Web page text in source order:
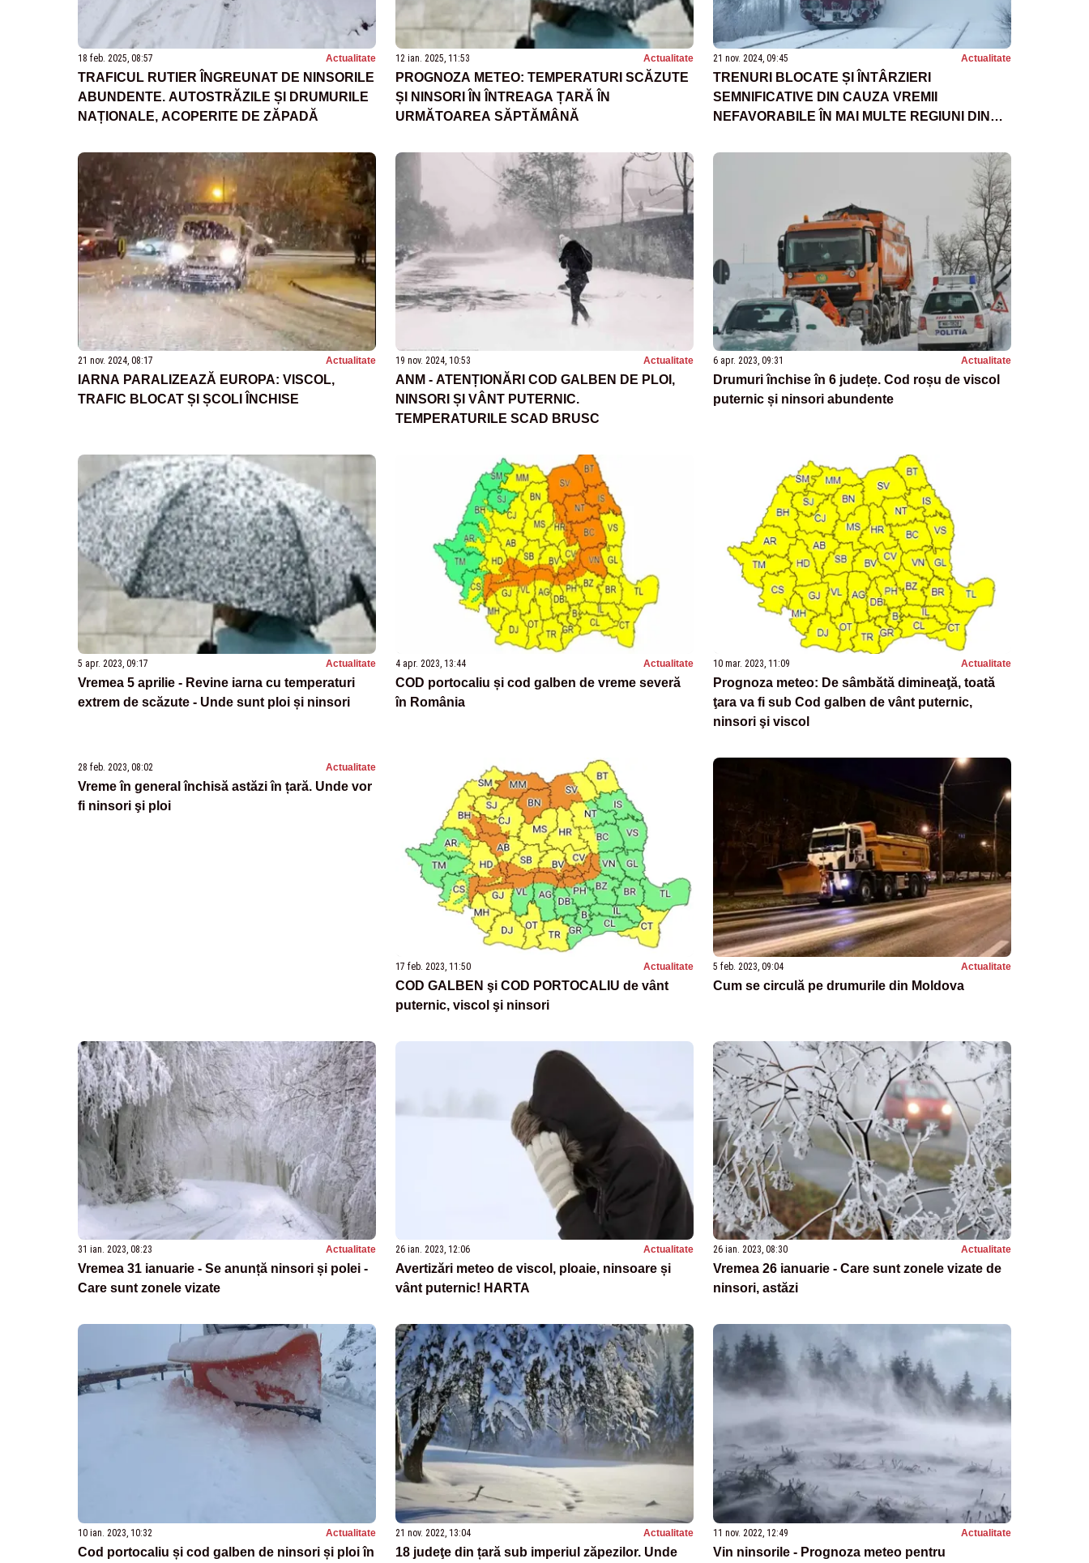
18 feb. 2025, 08:57 Actualitate
TRAFICUL RUTIER ÎNGREUNAT DE NINSORILE
ABUNDENTE. AUTOSTRĂZILE ȘI DRUMURILE
NAȚIONALE, ACOPERITE DE ZĂPADĂ
12 ian. 2025, 11:53 Actualitate
PROGNOZA METEO: TEMPERATURI SCĂZUTE
ȘI NINSORI ÎN ÎNTREAGA ȚARĂ ÎN
URMĂTOAREA SĂPTĂMÂNĂ
21 nov. 2024, 09:45 Actualitate
TRENURI BLOCATE ȘI ÎNTÂRZIERI
SEMNIFICATIVE DIN CAUZA VREMII
NEFAVORABILE ÎN MAI MULTE REGIUNI DIN
21 nov. 2024, 08:17 Actualitate
IARNA PARALIZEAZĂ EUROPA: VISCOL,
TRAFIC BLOCAT ȘI ȘCOLI ÎNCHISE
19 nov. 2024, 10:53 Actualitate
ANM - ATENȚIONĂRI COD GALBEN DE PLOI,
NINSORI ȘI VÂNT PUTERNIC.
TEMPERATURILE SCAD BRUSC
6 apr. 2023, 09:31 Actualitate
Drumuri închise în 6 județe. Cod roșu de viscol
puternic și ninsori abundente
5 apr. 2023, 09:17 Actualitate
Vremea 5 aprilie - Revine iarna cu temperaturi
extrem de scăzute - Unde sunt ploi și ninsori
4 apr. 2023, 13:44 Actualitate
COD portocaliu și cod galben de vreme severă
în România
10 mar. 2023, 11:09 Actualitate
Prognoza meteo: De sâmbătă dimineaţă, toată
ţara va fi sub Cod galben de vânt puternic,
ninsori şi viscol
28 feb. 2023, 08:02 Actualitate
Vreme în general închisă astăzi în țară. Unde vor
fi ninsori şi ploi
17 feb. 2023, 11:50 Actualitate
COD GALBEN şi COD PORTOCALIU de vânt
puternic, viscol şi ninsori
5 feb. 2023, 09:04 Actualitate
Cum se circulă pe drumurile din Moldova
31 ian. 2023, 08:23 Actualitate
Vremea 31 ianuarie - Se anunță ninsori și polei -
Care sunt zonele vizate
26 ian. 2023, 12:06 Actualitate
Avertizări meteo de viscol, ploaie, ninsoare și
vânt puternic! HARTA
26 ian. 2023, 08:30 Actualitate
Vremea 26 ianuarie - Care sunt zonele vizate de
ninsori, astăzi
10 ian. 2023, 10:32 Actualitate
Cod portocaliu și cod galben de ninsori și ploi în
21 nov. 2022, 13:04 Actualitate
18 judeţe din țară sub imperiul zăpezilor. Unde
11 nov. 2022, 12:49 Actualitate
Vin ninsorile - Prognoza meteo pentru